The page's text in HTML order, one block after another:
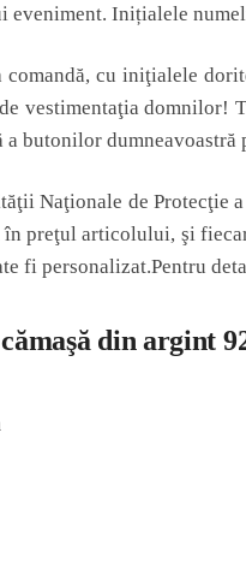
eveniment. Inițialele
comandă, cu iniţialele
vestimentaţia
butonilor dumneavoastră
Naţionale de Protecţie
preţul articolului, şi
fi personalizat.Pentru
din argint